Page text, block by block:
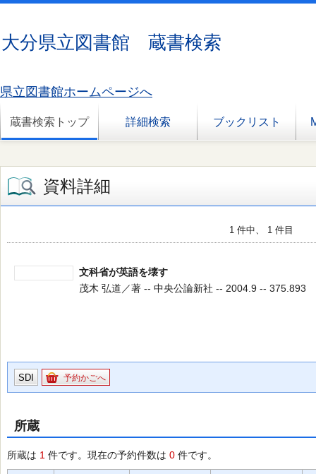
大分県立図書館 蔵書検索
県立図書館ホームページへ
蔵書検索トップ 詳細検索 ブックリスト
資料詳細
1 件中、 1 件目
文科省が英語を壊す
茂木 弘道／著 -- 中央公論新社 -- 2004.9 -- 375.893
SDI 予約かごへ
所蔵
所蔵は 1 件です。現在の予約件数は 0 件です。